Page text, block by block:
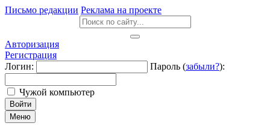
Письмо редакции Реклама на проекте
Авторизация
Регистрация
Логин:
Пароль (забыли?):
Чужой компьютер
Войти
Меню